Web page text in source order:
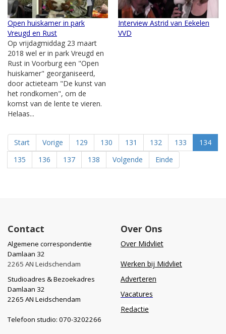
Open huiskamer in park
Vreugd en Rust
Op vrijdagmiddag 23 maart
2018 wel er in park Vreugd en
Rust in Voorburg een "Open
huiskamer" georganiseerd,
door actieteam "De kunst van
het rondkomen", om de
komst van de lente te vieren.
Helaas...
Interview Astrid van Eekelen
VVD
Start Vorige 129 130 131 132 133
134
135
136 137 138 Volgende Einde
Contact
Algemene correspondentie
Damlaan 32
2265 AN Leidschendam
Studioadres & Bezoekadres
Damlaan 32
2265 AN Leidschendam
Telefoon studio: 070-3202266
Over Ons
Over Midvliet
Werken bij Midvliet
Adverteren
Vacatures
Redactie